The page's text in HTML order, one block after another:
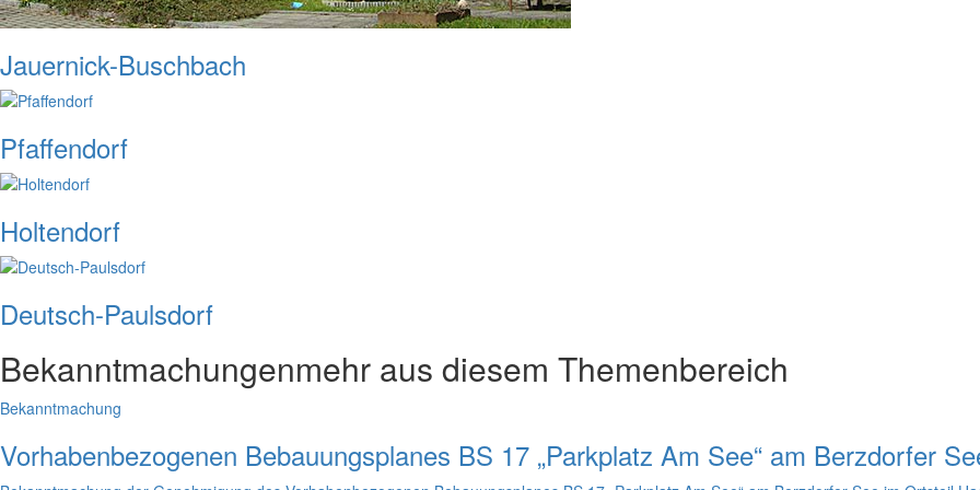
Jauernick-Buschbach
Pfaffendorf
Holtendorf
Deutsch-Paulsdorf
Bekanntmachungenmehr aus diesem Themenbereich
Bekanntmachung
Vorhabenbezogenen Bebauungsplanes BS 17 „Parkplatz Am See“ am Berzdorfer